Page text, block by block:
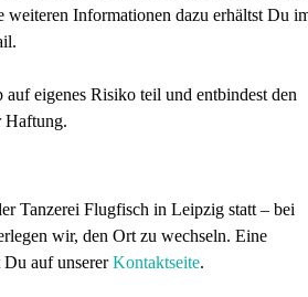
weiteren Informationen dazu erhältst Du
eigenes Risiko teil und entbindest den
Haftung.
Tanzerei Flugfisch in Leipzig statt – bei
wir, den Ort zu wechseln. Eine
Du auf unsererKontaktseite.